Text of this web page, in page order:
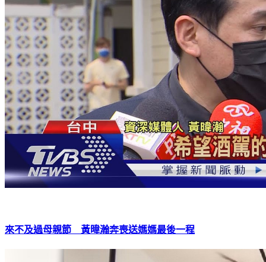
來不及過母親節 黃暐瀚奔喪送媽媽最後一程